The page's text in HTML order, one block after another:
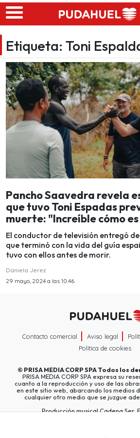
Skip to main content
Etiqueta: Toni
Pancho Saavedra revela
que tuvo Toni Espadas
muerte: "Increíble cómo
El conductor de televisión entregó
que terminó con la vida del guía
tuvo con ellos antes de morir.
Daniela Jerez
29 mayo, 2024 a las 10:46
Contacto comercial Aviso legal
Política de cookies
© PRISA MEDIA CORP SPATodos los
PRISA MEDIA CORP SPA expresa su
cuanto a la reproducción y uso de las
en este sitio web, abarcando los medios
cualquier otro medio que se juzgue
Producción musical Cadena Ser,